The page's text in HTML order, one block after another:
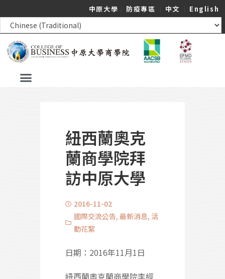
中原大學 防疫專區 中文 English
紐西蘭奧克
蘭商學院拜
訪中原大學
2016-11-02
國際交流公告, 最新消息, 活
動花絮
日期：2016年11月1日